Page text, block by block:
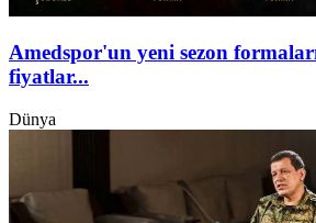
Amedspor'un yeni sezon
fiyatlar...
Dünya